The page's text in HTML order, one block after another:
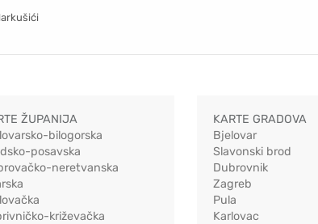
ŽUPANIJA
bilogorska
posavska
neretvanska
križevačka
KARTE GRADOVA
Bjelovar
Slavonski brod
Dubrovnik
Zagreb
Pula
Karlovac